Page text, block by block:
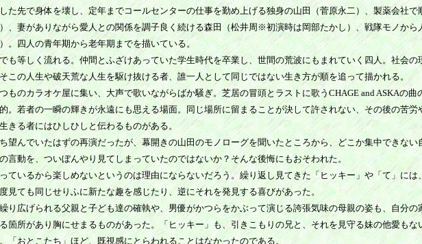
先で身体を壊し、定年までコールセンターの仕事を勤め上げる独身の山田（菅原永二）、製薬会社で
、妻がありながら愛人との関係を調子良く続ける森田（松井周※初演時は岡部たかし）、戦隊モノか
。四人の青年期から老年期までを描いている。
等しく流れる。仲間とふざけあっていた学生時代を卒業し、世間の荒波にもまれていく四人。社会の
この人生や破天荒な人生を駆け抜ける者、誰一人として同じではない生き方が順を追って描かれる。
のカラオケ屋に集い、大声で歌いながらばか騒ぎ。芝居の冒頭とラストに歌うCHAGE and ASKAの曲
。若者の一瞬の輝きが永遠にも思える場面。同じ場所に留まることが決して許されない、その後の苦
きる者にはひしひしと伝わるものがある。
んでいたはずの再演だったが、幕開きの山田のモノローグを聞いたところから、どこか集中できない
言動を、ついぼんやり見てしまっていたのではないか？そんな後悔にもおそわれた。
いるから楽しめないというのは理由にならないだろう。繰り返し見てきた「ヒッキー」や「て」には
見ても同じせりふに新たな趣を感じたり、逆にそれを発見する喜びがあった。
広げられる父親と子ども達の確執や、男優がかつらをかぶって演じる誇張気味の母親の姿も、自分の
箇所があり胸にせまるものがあった。「ヒッキー」も、引きこもりの兄と、それを見守る妹の他愛も
「おとこたち」ほど、既視感にとらわれることはなかったのである。